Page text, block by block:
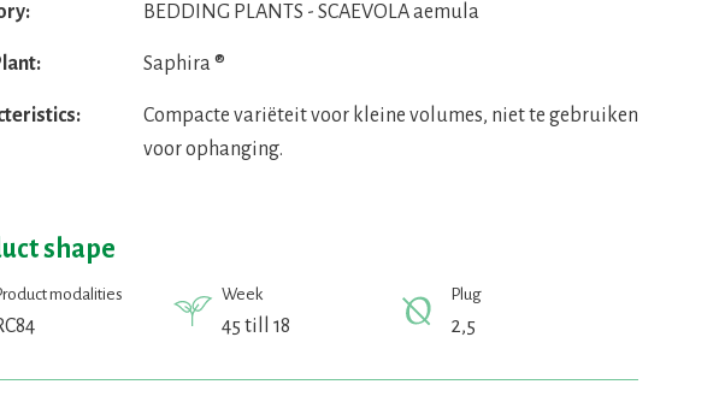
BEDDING PLANTS - SCAEVOLA aemula
Saphira ®
Compacte variëteit voor kleine volumes, niet te gebruiken
voor ophanging.
shape
modalities Week
45 till 18
Plug
2,5